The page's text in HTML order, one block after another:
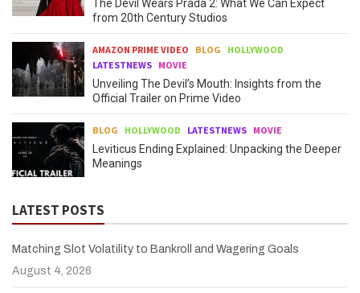
The Devil Wears Prada 2: What We Can Expect
from 20th Century Studios
AMAZON PRIME VIDEO BLOG
HOLLYWOOD
LATESTNEWS MOVIE
Unveiling The Devil’s Mouth: Insights from the
Official Trailer on Prime Video
BLOG HOLLYWOOD LATESTNEWS MOVIE
Leviticus Ending Explained: Unpacking the Deeper
Meanings
LATEST POSTS
Matching Slot Volatility to Bankroll and Wagering Goals
August 4, 2026